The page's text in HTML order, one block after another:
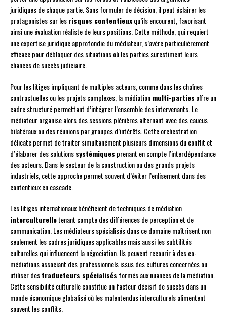
juridiques de chaque partie. Sans formuler de décision, il peut éclairer les
protagonistes sur lesrisques contentieuxqu’ils encourent, favorisant
ainsi une évaluation réaliste de leurs positions. Cette méthode, qui requiert
une expertise juridique approfondie du médiateur, s’avère particulièrement
efficace pour débloquer des situations où les parties surestiment leurs
chances de succès judiciaire.
Pour les litiges impliquant de multiples acteurs, comme dans les chaînes
contractuelles ou les projets complexes, la médiationmulti-parties offre un
cadre structuré permettant d’intégrer l’ensemble des intervenants. Le
médiateur organise alors des sessions plénières alternant avec des caucus
bilatéraux ou des réunions par groupes d’intérêts. Cette orchestration
délicate permet de traiter simultanément plusieurs dimensions du conflit et
d’élaborer des solutionssystémiques prenant en compte l’interdépendance
des acteurs. Dans le secteur de la construction ou des grands projets
industriels, cette approche permet souvent d’éviter l’enlisement dans des
contentieux en cascade.
Les litiges internationaux bénéficient de techniques de médiation
interculturelletenant compte des différences de perception et de
communication. Les médiateurs spécialisés dans ce domaine maîtrisent non
seulement les cadres juridiques applicables mais aussi les subtilités
culturelles qui influencent la négociation. Ils peuvent recourir à des co-
médiations associant des professionnels issus des cultures concernées ou
utiliser destraducteurs spécialisés formés aux nuances de la médiation.
Cette sensibilité culturelle constitue un facteur décisif de succès dans un
monde économique globalisé où les malentendus interculturels alimentent
souvent les conflits.